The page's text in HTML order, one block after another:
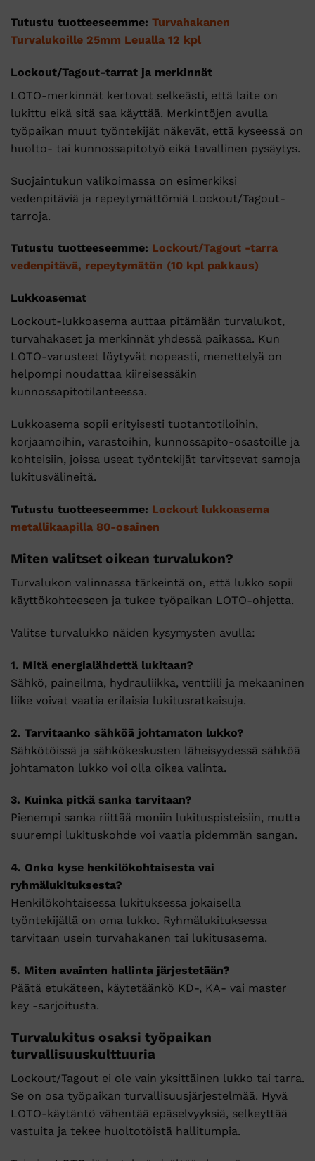
Tutustu tuotteeseemme: Turvahakanen
Turvalukoille 25mm Leualla 12 kpl
Lockout/Tagout-tarrat ja merkinnät
LOTO-merkinnät kertovat selkeästi, että laite on
lukittu eikä sitä saa käyttää. Merkintöjen avulla
työpaikan muut työntekijät näkevät, että kyseessä on
huolto- tai kunnossapitotyö eikä tavallinen pysäytys.
Suojaintukun valikoimassa on esimerkiksi
vedenpitäviä ja repeytymättömiä Lockout/Tagout-
tarroja.
Tutustu tuotteeseemme: Lockout/Tagout -tarra
vedenpitävä, repeytymätön (10 kpl pakkaus)
Lukkoasemat
Lockout-lukkoasema auttaa pitämään turvalukot,
turvahakaset ja merkinnät yhdessä paikassa. Kun
LOTO-varusteet löytyvät nopeasti, menettelyä on
helpompi noudattaa kiireisessäkin
kunnossapitotilanteessa.
Lukkoasema sopii erityisesti tuotantotiloihin,
korjaamoihin, varastoihin, kunnossapito-osastoille ja
kohteisiin, joissa useat työntekijät tarvitsevat samoja
lukitusvälineitä.
Tutustu tuotteeseemme: Lockout lukkoasema
metallikaapilla 80-osainen
Miten valitset oikean turvalukon?
Turvalukon valinnassa tärkeintä on, että lukko sopii
käyttökohteeseen ja tukee työpaikan LOTO-ohjetta.
Valitse turvalukko näiden kysymysten avulla:
1. Mitä energialähdettä lukitaan?
Sähkö, paineilma, hydrauliikka, venttiili ja mekaaninen
liike voivat vaatia erilaisia lukitusratkaisuja.
2. Tarvitaanko sähköä johtamaton lukko?
Sähkötöissä ja sähkökeskusten läheisyydessä sähköä
johtamaton lukko voi olla oikea valinta.
3. Kuinka pitkä sanka tarvitaan?
Pienempi sanka riittää moniin lukituspisteisiin, mutta
suurempi lukituskohde voi vaatia pidemmän sangan.
4. Onko kyse henkilökohtaisesta vai
ryhmälukituksesta?
Henkilökohtaisessa lukituksessa jokaisella
työntekijällä on oma lukko. Ryhmälukituksessa
tarvitaan usein turvahakanen tai lukitusasema.
5. Miten avainten hallinta järjestetään?
Päätä etukäteen, käytetäänkö KD-, KA- vai master
key -sarjoitusta.
Turvalukitus osaksi työpaikan
turvallisuuskulttuuria
Lockout/Tagout ei ole vain yksittäinen lukko tai tarra.
Se on osa työpaikan turvallisuusjärjestelmää. Hyvä
LOTO-käytäntö vähentää epäselvyyksiä, selkeyttää
vastuita ja tekee huoltotöistä hallitumpia.